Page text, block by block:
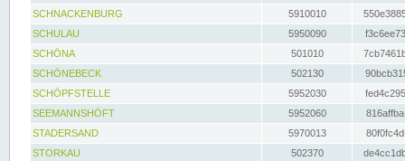
SCHNACKENBURG
5910010
SCHULAU
5950090
SCHÖNA
501010
SCHÖNEBECK
502130
SCHÖPFSTELLE
5952030
SEEMANNSHÖFT
5952060
STADERSAND
5970013
STORKAU
502370